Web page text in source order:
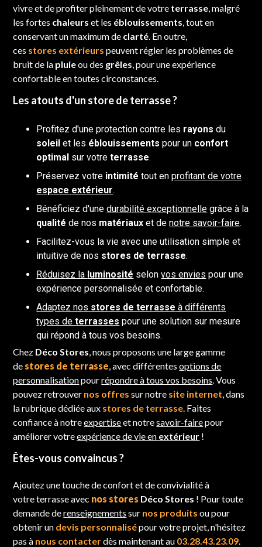
vivre et de profiter pleinement de votre terrasse , malgré
les fortes chaleurs et les éblouissements , tout en
conservant un maximum de clarté . En outre,
ces stores extérieurs peuvent régler les problèmes de
bruit de la pluieou des grêles , pour une expérience
confortable en toutes circonstances.
Les atouts d'un store de terrasse ?
Profitez d'une protection contre les rayons du
soleil et les éblouissements pour un confort
optimal sur votreterrasse.
Préservez votre intimité tout enprofitant de votre
espace extérieur.
Bénéficiez d'unedurabilité exceptionnelle grâce à la
qualité de nos matériaux et denotre savoir-faire.
Facilitez-vous la vie avec une utilisation simple et
intuitive de nos stores de terrasse.
Réduisez la luminosité selonvos envies pour une
expérience personnalisée et confortable.
Adaptez nos stores de terrasse à différents
types deterrasses pour une solution sur mesure
qui répond à tous vos besoins.
Chez Déco Stores , nous proposons une large gamme
de stores de terrasse , avec différentesoptions de
personnalisationpourrépondre à tous vos besoins . Vous
pouvez retrouver nos offres sur notre site internet , dans
la rubrique dédiée aux stores de terrasse . Faites
confiance à notreexpertiseet notresavoir-fairepour
améliorer votreexpérience de vie en extérieur !
Êtes-vous convaincus ?
Ajoutez une touche de confort et de convivialité à
votre terrasse avec nos stores Déco Stores ! Pour toute
demande derenseignements sur nos produits ou pour
obtenir un devis personnalisépour votre projet, n'hésitez
pas à nous contacterdès maintenant au 03.28.43.23.09